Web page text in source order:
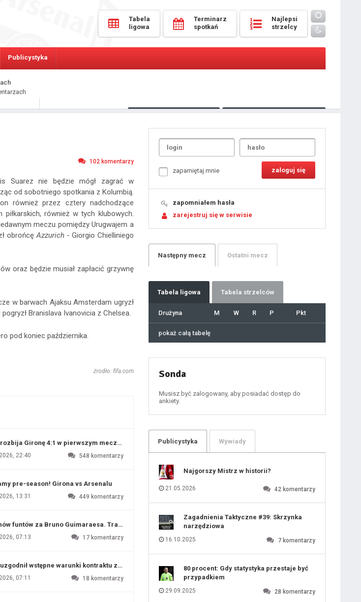
Tabela
ligowa
Terminarz
spotkań
Najlepsi
strzelcy
Publicystyka
102 komentarzy
Suarez nie będzie mógł zagrać w
od sobotniego spotkania z Kolumbią.
również przez cztery nadchodzące
również w tych klubowych.
meczu pomiędzy Urugwajem a
obrońcęAzzurich- Giorgio Chielliniego
oraz będzie musiał zapłacić grzywnę
w barwach Ajaksu Amsterdam ugryzł
Branislava Ivanovicia z Chelsea.
pod koniec października.
źrodło: fifa.com
Gironę 4:1 w pierwszym meczu przygotowawczym
22:40 548 komentarzy
pre-season! Girona vs Arsenalu
13:31 449 komentarzy
funtów za Bruno Guimaraesa. Transfer na ostatniej prostej
07:13 17 komentarzy
wstępne warunki kontraktu z Viniciusem Juniorem?
07:11 18 komentarzy
zapamiętaj mnie
zapomniałem hasła
zarejestruj się w serwisie
Następny mecz Ostatni mecz
Tabela ligowa Tabela strzelców
Drużyna M W R P Pkt
pokaż całą tabelę
Sonda
Musisz być zalogowany, aby posiadać dostęp do
ankiety.
Publicystyka Wywiady
Najgorszy Mistrz w historii?
21.05.2026 42 komentarzy
Zagadnienia Taktyczne #39: Skrzynka
narzędziowa
16.10.2025 7 komentarzy
80 procent: Gdy statystyka przestaje być
przypadkiem
29.09.2025 28 komentarzy